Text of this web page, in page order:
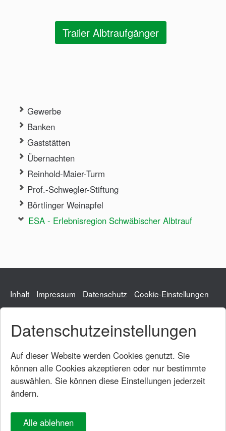
Trailer Albtraufgänger
Gewerbe
Banken
Gaststätten
Übernachten
Reinhold-Maier-Turm
Prof.-Schwegler-Stiftung
Börtlinger Weinapfel
ESA - Erlebnisregion Schwäbischer Albtrauf
Inhalt Impressum Datenschutz Cookie-Einstellungen
Gemeindeverwaltung
Hauptstraße 54
Tel.: 07161/95331-0
Fax: 07161/95331-20
rathaus@boertlingen.de
Öffnungszeiten
Rathaus
Montag bis Donnerstag:
Datenschutzeinstellungen
Auf dieser Website werden Cookies genutzt. Sie
können alle Cookies akzeptieren oder nur bestimmte
auswählen. Sie können diese Einstellungen jederzeit
ändern.
Alle ablehnen